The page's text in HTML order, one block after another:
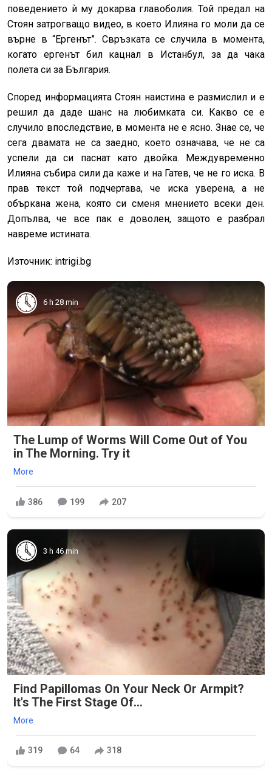
поведението ѝ му докарва главоболия. Той предал на
Стоян затрогващо видео, в което Илияна го моли да се
върне в “Ергенът”. Свръзката се случила в момента,
когато ергенът бил кацнал в Истанбул, за да чака
полета си за България.
Според информацията Стоян наистина е размислил и е
решил да даде шанс на любимката си. Какво се е
случило впоследствие, в момента не е ясно. Знае се, че
сега двамата не са заедно, което означава, че не са
успели да си паснат като двойка. Междувременно
Илияна събира сили да каже и на Гатев, че не го иска. В
прав текст той подчертава, че иска уверена, а не
объркана жена, която си сменя мнението всеки ден.
Допълва, че все пак е доволен, защото е разбрал
навреме истината.
Източник: intrigi.bg
6 h 28 min
The Lump of Worms Will Come Out of You
in The Morning. Try it
More
386 199 207
3 h 46 min
Find Papillomas On Your Neck Or Armpit?
It's The First Stage Of...
More
319 64 318